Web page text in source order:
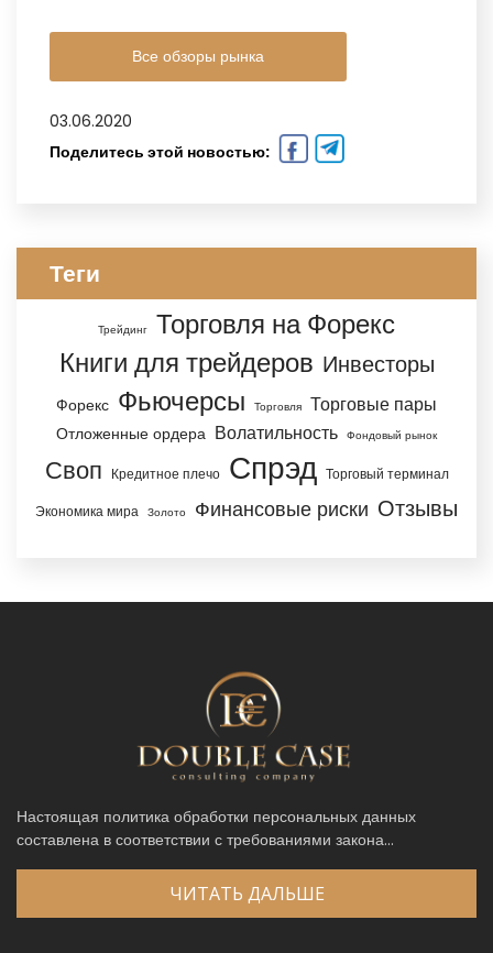
Все обзоры рынка
03.06.2020
Поделитесь этой новостью:
Теги
Трейдинг
Торговля на Форекс
Книги для трейдеров Инвесторы
Форекс Фьючерсы Торговля Торговые пары
Отложенные ордера Волатильность Фондовый рынок
Своп Кредитное плечо Спрэд Торговый терминал
Экономика мира Золото Финансовые риски Отзывы
Настоящая политика обработки персональных данных
составлена в соответствии с требованиями закона...
ЧИТАТЬ ДАЛЬШЕ